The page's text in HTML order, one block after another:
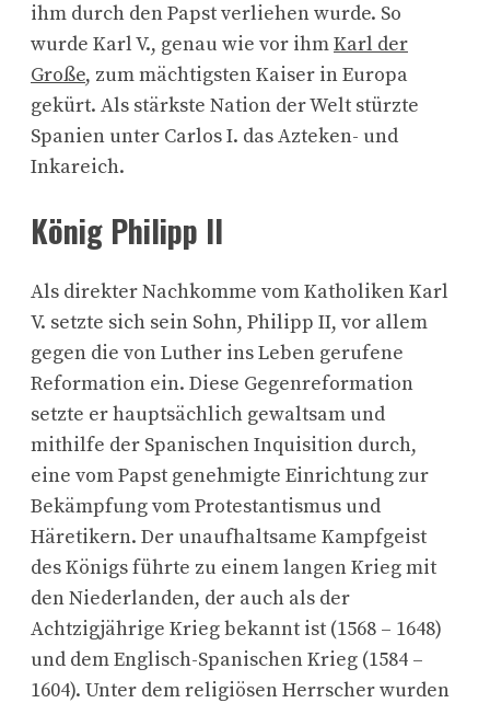
ihm durch den Papst verliehen wurde. So
wurde Karl V., genau wie vor ihmKarl der
Große, zum mächtigsten Kaiser in Europa
gekürt. Als stärkste Nation der Welt stürzte
Spanien unter Carlos I. das Azteken- und
Inkareich.
König Philipp II
Als direkter Nachkomme vom Katholiken Karl
V. setzte sich sein Sohn, Philipp II, vor allem
gegen die von Luther ins Leben gerufene
Reformation ein. Diese Gegenreformation
setzte er hauptsächlich gewaltsam und
mithilfe der Spanischen Inquisition durch,
eine vom Papst genehmigte Einrichtung zur
Bekämpfung vom Protestantismus und
Häretikern. Der unaufhaltsame Kampfgeist
des Königs führte zu einem langen Krieg mit
den Niederlanden, der auch als der
Achtzigjährige Krieg bekannt ist (1568 – 1648)
und dem Englisch-Spanischen Krieg (1584 –
1604). Unter dem religiösen Herrscher wurden